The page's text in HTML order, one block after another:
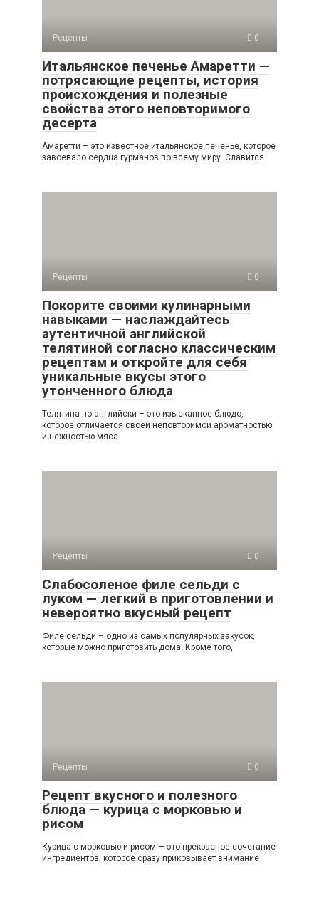
Рецепты 0
Итальянское печенье Амаретти —
потрясающие рецепты, история
происхождения и полезные
свойства этого неповторимого
десерта
Амаретти – это известное итальянское печенье, которое
завоевало сердца гурманов по всему миру. Славится
Рецепты 0
Покорите своими кулинарными
навыками — наслаждайтесь
аутентичной английской
телятиной согласно классическим
рецептам и откройте для себя
уникальные вкусы этого
утонченного блюда
Телятина по-английски – это изысканное блюдо,
которое отличается своей неповторимой ароматностью
и нежностью мяса.
Рецепты 0
Слабосоленое филе сельди с
луком — легкий в приготовлении и
невероятно вкусный рецепт
Филе сельди – одно из самых популярных закусок,
которые можно приготовить дома. Кроме того,
Рецепты 0
Рецепт вкусного и полезного
блюда — курица с морковью и
рисом
Курица с морковью и рисом — это прекрасное сочетание
ингредиентов, которое сразу приковывает внимание